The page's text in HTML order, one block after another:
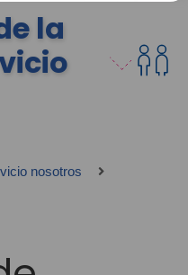
la
nosotros